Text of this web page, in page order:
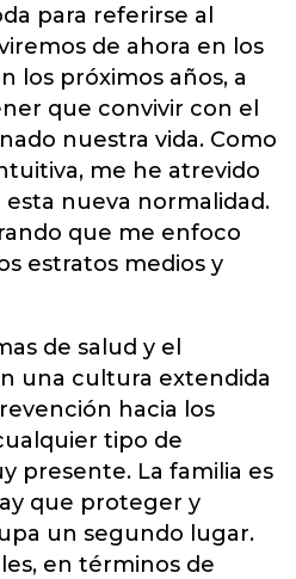
para referirse al
de ahora en los
los próximos años, a
que convivir con el
nuestra vida. Como
me he atrevido
nueva normalidad.
que me enfoco
estratos medios y
de salud y el
una cultura extendida
hacia los
tipo de
presente. La familia es
que proteger y
un segundo lugar.
en términos de